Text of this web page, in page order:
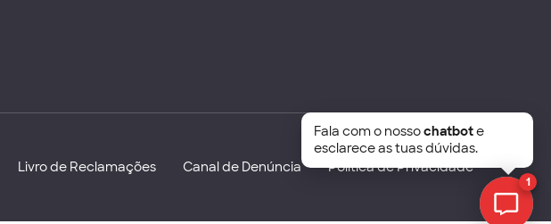
Livro de Reclamações Canal de Denúncia Política de Privacidade
1
Fala com o nossochatbote
esclarece as tuas dúvidas.